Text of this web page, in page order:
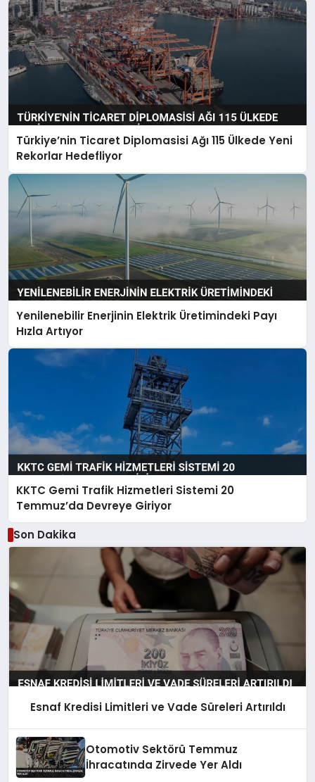
Türkiye’nin Ticaret Diplomasisi Ağı 115 Ülkede Yeni
Rekorlar Hedefliyor
Yenilenebilir Enerjinin Elektrik Üretimindeki Payı
Hızla Artıyor
KKTC Gemi Trafik Hizmetleri Sistemi 20
Temmuz’da Devreye Giriyor
Son Dakika
Esnaf Kredisi Limitleri ve Vade Süreleri Artırıldı
Otomotiv Sektörü Temmuz
İhracatında Zirvede Yer Aldı